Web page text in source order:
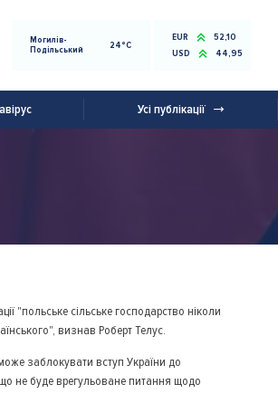
Могилів-
Подільський
24°C
EUR
52,10
USD
44,95
Усі публікації
"польське сільське господарство ніколи
визнав Роберт Телус.
заблокувати вступ України до
не буде врегульоване питання щодо